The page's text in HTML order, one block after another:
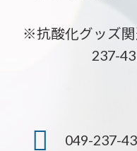
※抗酸化グッズ
237-
049-237-